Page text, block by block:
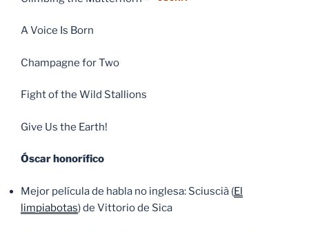
A Voice Is Born
Champagne for Two
Fight of the Wild Stallions
Give Us the Earth!
Óscar honorífico
Mejor película de habla no inglesa: Sciuscià (El
limpiabotas) de Vittorio de Sica